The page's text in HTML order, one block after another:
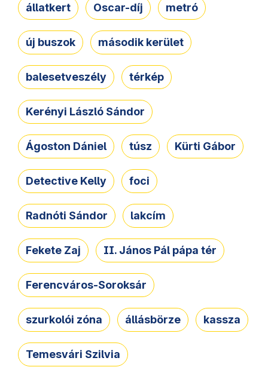
állatkert Oscar-díj metró
új buszok második kerület
balesetveszély térkép
Kerényi László Sándor
Ágoston Dániel túsz Kürti Gábor
Detective Kelly foci
Radnóti Sándor lakcím
Fekete Zaj II. János Pál pápa tér
Ferencváros-Soroksár
szurkolói zóna állásbörze kassza
Temesvári Szilvia